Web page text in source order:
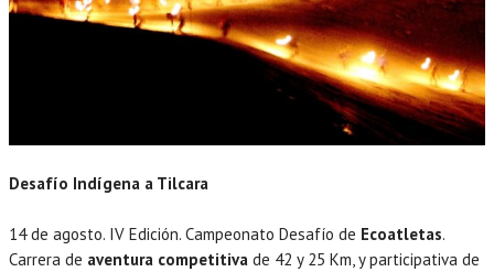
Desafío Indígena a Tilcara
14 de agosto. IV Edición. Campeonato Desafío de Ecoatletas.
Carrera de aventura competitiva de 42 y 25 Km, y participativa de